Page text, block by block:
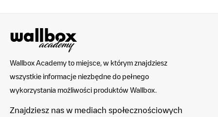
Wallbox Academy to miejsce, w którym znajdziesz
wszystkie informacje niezbędne do pełnego
wykorzystania możliwości produktów Wallbox.
Znajdziesz nas w mediach społecznościowych